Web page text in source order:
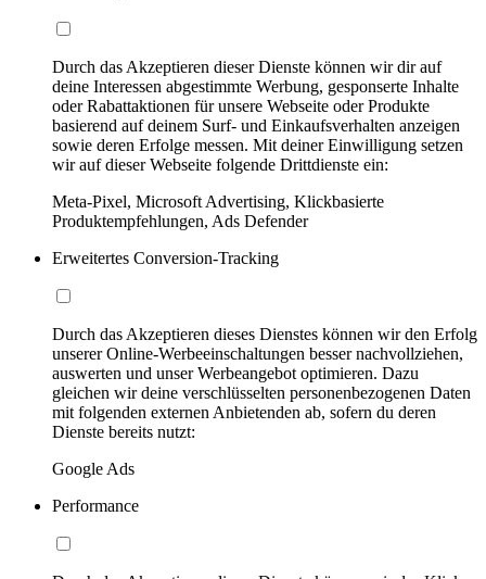
Durch das Akzeptieren dieser Dienste können wir dir auf
deine Interessen abgestimmte Werbung, gesponserte Inhalte
oder Rabattaktionen für unsere Webseite oder Produkte
basierend auf deinem Surf- und Einkaufsverhalten anzeigen
sowie deren Erfolge messen. Mit deiner Einwilligung setzen
wir auf dieser Webseite folgende Drittdienste ein:
Meta-Pixel, Microsoft Advertising, Klickbasierte
Produktempfehlungen, Ads Defender
Erweitertes Conversion-Tracking
Durch das Akzeptieren dieses Dienstes können wir den Erfolg
unserer Online-Werbeeinschaltungen besser nachvollziehen,
auswerten und unser Werbeangebot optimieren. Dazu
gleichen wir deine verschlüsselten personenbezogenen Daten
mit folgenden externen Anbietenden ab, sofern du deren
Dienste bereits nutzt:
Google Ads
Performance